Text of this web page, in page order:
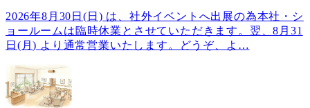
2026年8月30日(日) は、社外イベントへ出展の為本社・シ
ョールームは臨時休業とさせていただきます。翌、8月31
日(月) より通常営業いたします。どうぞ、よ …